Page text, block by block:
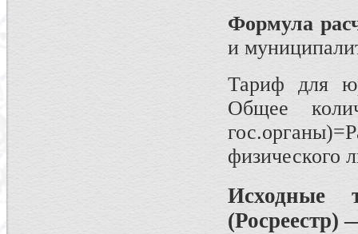
Формула
и
Тариф для
Общее
физического
Исходные
(Росреестр)